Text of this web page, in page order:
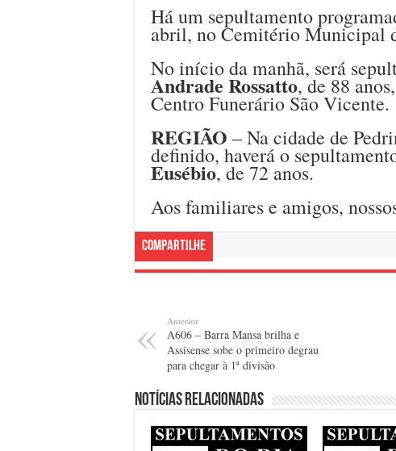
Há um sepultamento
abril, no Cemitério Municipal
No início da manhã, será
Andrade Rossatto, de 88
Centro Funerário São Vicente.
REGIÃO – Na cidade de
definido, haverá o
Eusébio, de 72 anos.
Aos familiares e amigos,
Compartilhe
Anterior
A606 – Barra Mansa brilha e
Assisense sobe o primeiro degrau
para chegar à 1ª divisão
Notícias relacionadas